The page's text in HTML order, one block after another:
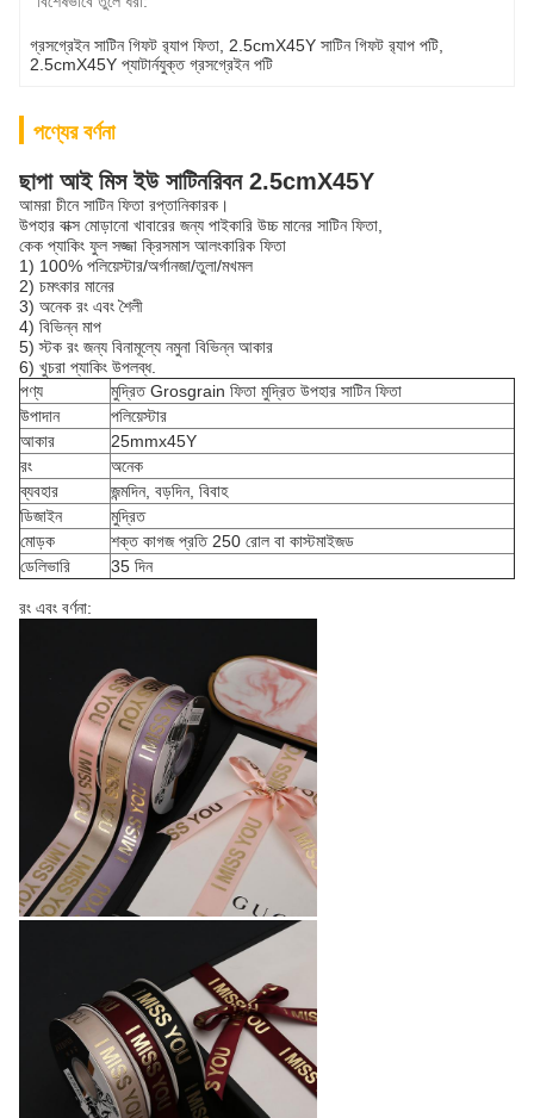
গ্রসগ্রেইন সাটিন গিফট র‍্যাপ ফিতা 2.5cmX45Y সাটিন গিফট র‍্যাপ পটি
2.5cmX45Y প্যাটার্নযুক্ত গ্রসগ্রেইন পটি
পণ্যের বর্ণনা
ছাপা আই মিস ইউ সাটিনরিবন 2.5cmX45Y
আমরা চীনে সাটিন ফিতা রপ্তানিকারক।
উপহার বাক্স মোড়ানো খাবারের জন্য পাইকারি উচ্চ মানের সাটিন ফিতা,
কেক প্যাকিং ফুল সজ্জা ক্রিসমাস আলংকারিক ফিতা
1) 100% পলিয়েস্টার/অর্গানজা/তুলা/মখমল
2) চমৎকার মানের
3) অনেক রং এবং শৈলী
4) বিভিন্ন মাপ
5) স্টক রং জন্য বিনামূল্যে নমুনা বিভিন্ন আকার
6) খুচরা প্যাকিং উপলব্ধ.
পণ্য
মুদ্রিত Grosgrain ফিতা মুদ্রিত উপহার সাটিন ফিতা
উপাদান
পলিয়েস্টার
আকার
25mmx45Y
রং
অনেক
ব্যবহার
জন্মদিন, বড়দিন, বিবাহ
ডিজাইন
মুদ্রিত
মোড়ক
শক্ত কাগজ প্রতি 250 রোল বা কাস্টমাইজড
ডেলিভারি
35 দিন
রং এবং বর্ণনা: